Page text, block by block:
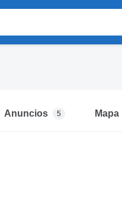
Anuncios 5 Mapa